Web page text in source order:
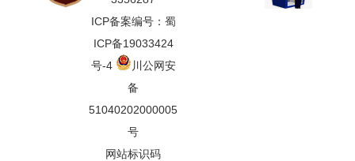
ICP备案编号：蜀
ICP备19033424
号-4
川公网安
备
51040202000005
号
网站标识码